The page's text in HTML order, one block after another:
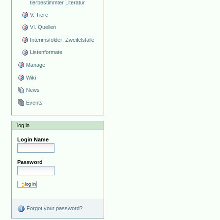
tierbestimmter Literatur
V. Tiere
VI. Quellen
Interimsfolder: Zweifelsfälle
Listenformate
Manage
Wiki
News
Events
log in
Login Name
Password
Forgot your password?